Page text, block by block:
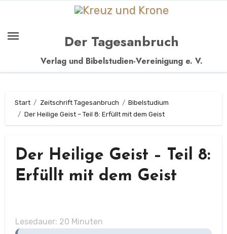
springen
Der Tagesanbruch
Verlag und Bibelstudien-Vereinigung e. V.
Start Zeitschrift Tagesanbruch
Bibelstudium
Der Heilige Geist – Teil 8: Erfüllt mit dem Geist
Der Heilige Geist – Teil 8:
Erfüllt mit dem Geist
Lesedauer: 20 Minuten